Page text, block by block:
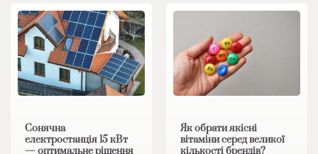
Сонячна
електростанція 15 кВт
— оптимальне рішення
Як обрати якісні
вітаміни серед великої
кількості брендів?